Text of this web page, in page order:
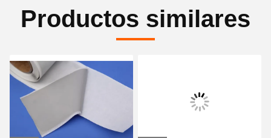
Productos similares